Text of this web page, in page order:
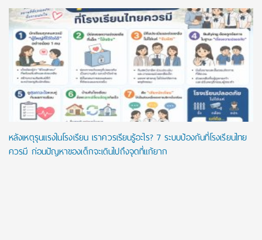
หลังเหตุรุนแรงในโรงเรียน เราควรเรียนรู้อะไร? 7 ระบบป้องกันที่โรงเรียนไทย
ควรมี ก่อนปัญหาของเด็กจะเดินไปถึงจุดที่แก้ยาก